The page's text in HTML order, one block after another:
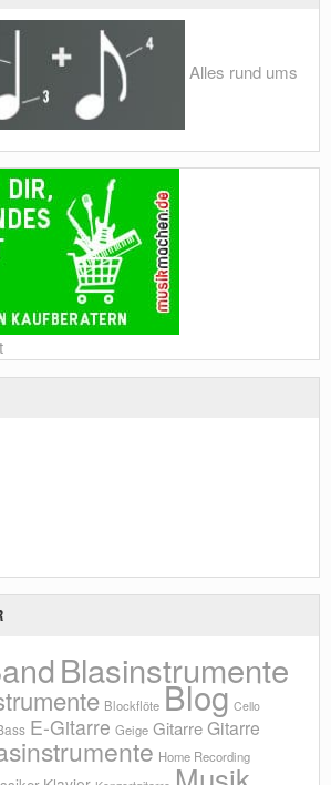
Alles rund ums
Blasinstrumente
Blockflöte Blog Cello
E-Gitarre Geige GitarreGitarre
Home Recording